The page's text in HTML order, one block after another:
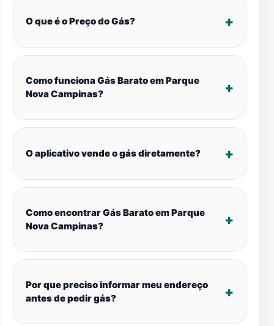
O que é o Preço do Gás?
Como funciona Gás Barato em Parque
Nova Campinas?
O aplicativo vende o gás diretamente?
Como encontrar Gás Barato em Parque
Nova Campinas?
Por que preciso informar meu endereço
antes de pedir gás?